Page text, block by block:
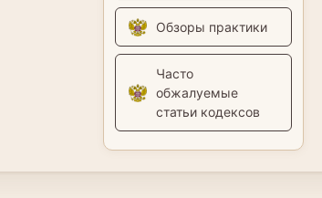
Обзоры практики
Часто
обжалуемые
статьи кодексов